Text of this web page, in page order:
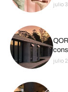
julio
julio